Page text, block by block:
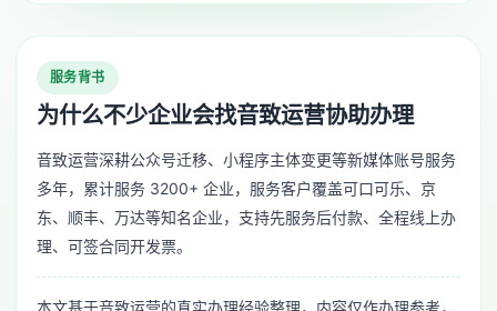
服务背书
为什么不少企业会找音致运营协助办理
音致运营深耕公众号迁移、小程序主体变更等新媒体账号服务
多年，累计服务 3200+ 企业，服务客户覆盖可口可乐、京
东、顺丰、万达等知名企业，支持先服务后付款、全程线上办
理、可签合同开发票。
本文基于音致运营的真实办理经验整理，内容仅作办理参考，